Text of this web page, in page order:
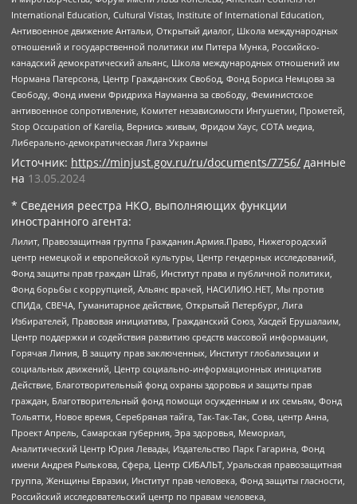
International Education, Cultural Vistas, Institute of International Education,
Антивоенное движение Антальи, Открытый диалог, Школа международных
отношений и государственной политики им Питера Мунка, Российско-
канадский демократический альянс, Школа международных отношений им
Нормана Патерсона, Центр Гражданских Свобод, Фонд Бориса Немцова за
Свободу, Фонд имени Фридриха Науманна за свободу, Феминистское
антивоенное сопротивление, Комитет независимости Ингушетии, Прометей,
Stop Occupation of Karelia, Вернись живым, Фридом Хаус, СОТА медиа,
Либерально-демократическая Лига Украины
Источник: https://minjust.gov.ru/ru/documents/7756/ данные
на 13.05.2024
* Сведения реестра НКО, выполняющих функции
иностранного агента:
Лилит, Правозащитная группа Гражданин.Армия.Право, Нижегородский
центр немецкой и европейской культуры, Центр гендерных исследований,
Фонд защиты прав граждан Штаб, Институт права и публичной политики,
Фонд борьбы с коррупцией, Альянс врачей, НАСИЛИЮ.НЕТ, Мы против
СПИДа, СВЕЧА, Гуманитарное действие, Открытый Петербург, Лига
Избирателей, Правовая инициатива, Гражданский Союз, Хасдей Ерушалаим,
Центр поддержки и содействия развитию средств массовой информации,
Горячая Линия, В защиту прав заключенных, Институт глобализации и
социальных движений, Центр социально-информационных инициатив
Действие, Благотворительный фонд охраны здоровья и защиты прав
граждан, Благотворительный фонд помощи осужденным и их семьям, Фонд
Тольятти, Новое время, Серебряная тайга, Так-Так-Так, Сова, центр Анна,
Проект Апрель, Самарская губерния, Эра здоровья, Мемориал,
Аналитический Центр Юрия Левады, Издательство Парк Гагарина, Фонд
имени Андрея Рылькова, Сфера, Центр СИБАЛЬТ, Уральская правозащитная
группа, Женщины Евразии, Институт прав человека, Фонд защиты гласности,
Российский исследовательский центр по правам человека,